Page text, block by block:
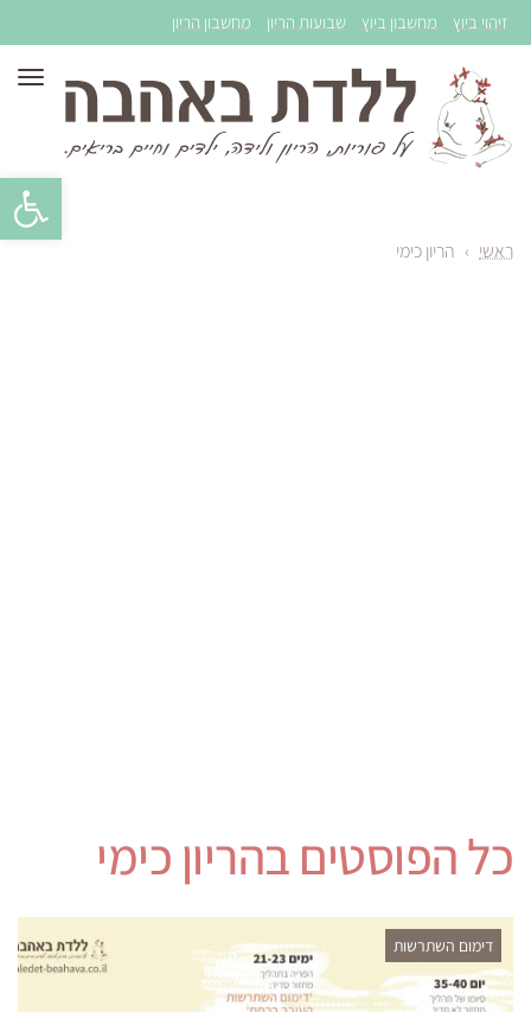
זיהוי ביוץ מחשבון ביוץ שבועות הריון מחשבון הריון
ראשי › הריון כימי
כל הפוסטים בהריון כימי
דימום השתרשות
פתח